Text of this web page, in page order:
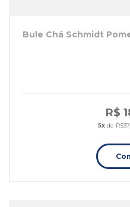
Bule Chá Schmidt
R$
5x de